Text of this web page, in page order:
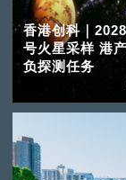
香港创科｜
号火星采样 港
负探测任务